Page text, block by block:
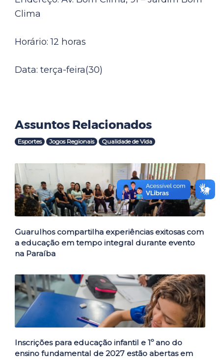
Clima
Horário: 12 horas
Data: terça-feira(30)
Assuntos Relacionados
Esportes Jogos Regionais Qualidade de Vida
Outras Notícias
Guarulhos compartilha experiências exitosas com
a educação em tempo integral durante evento
na Paraíba
Inscrições para educação infantil e 1º ano do
ensino fundamental de 2027 estão abertas em